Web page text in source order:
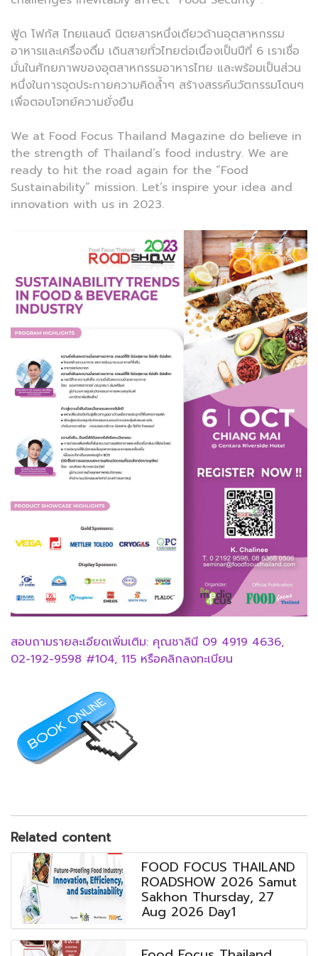
ฟู้ด โฟกัส ไทยแลนด์ นิตยสารหนึ่งเดียวด้านอุตสาหกรรม
อาหารและเครื่องดื่ม เดินสายทั่วไทยต่อเนื่องเป็นปีที่ 6 เราเชื่อ
มั่นในศักยภาพของอุตสาหกรรมอาหารไทย และพร้อมเป็นส่วน
หนึ่งในการจุดประกายความคิดล้ำๆ สร้างสรรค์นวัตกรรมโดนๆ
เพื่อตอบโจทย์ความยั่งยืน
We at Food Focus Thailand Magazine do believe in
the strength of Thailand’s food industry. We are
ready to hit the road again for the “Food
Sustainability” mission. Let’s inspire your idea and
innovation with us in 2023.
สอบถามรายละเอียดเพิ่มเติม: คุณชาลินี 09 4919 4636,
02-192-9598 #104, 115 หรือคลิกลงทะเบียน
Related content
FOOD FOCUS THAILAND
ROADSHOW 2026 Samut
Sakhon Thursday, 27
Aug 2026 Day1